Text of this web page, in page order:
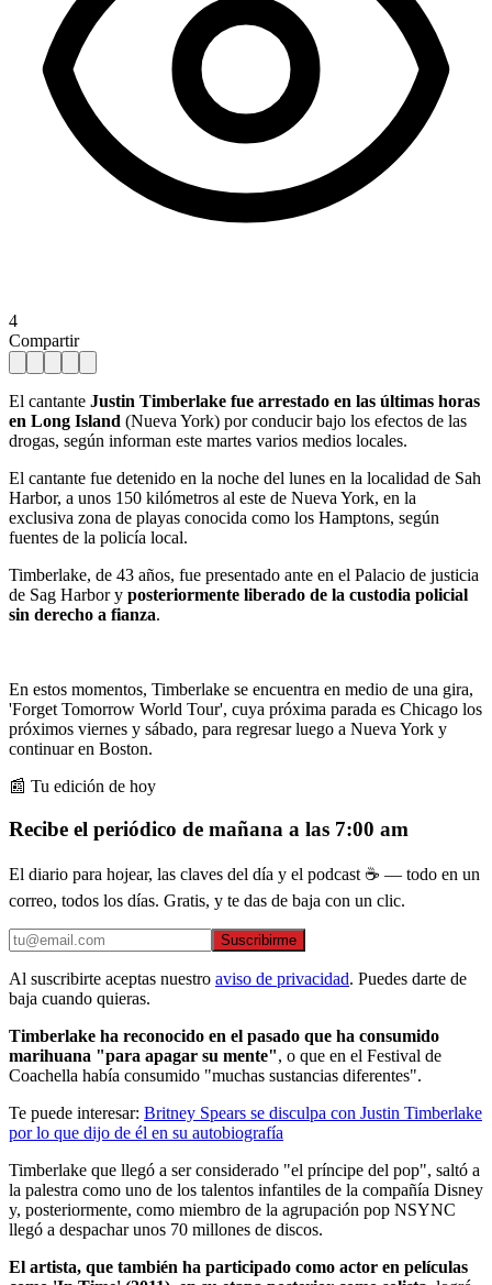
4
Compartir
El cantante Justin Timberlake fue arrestado en las últimas horas
en Long Island (Nueva York) por conducir bajo los efectos de las
drogas, según informan este martes varios medios locales.
El cantante fue detenido en la noche del lunes en la localidad de Sah
Harbor, a unos 150 kilómetros al este de Nueva York, en la
exclusiva zona de playas conocida como los Hamptons, según
fuentes de la policía local.
Timberlake, de 43 años, fue presentado ante en el Palacio de justicia
de Sag Harbor y posteriormente liberado de la custodia policial
sin derecho a fianza.
En estos momentos, Timberlake se encuentra en medio de una gira,
'Forget Tomorrow World Tour', cuya próxima parada es Chicago los
próximos viernes y sábado, para regresar luego a Nueva York y
continuar en Boston.
📰 Tu edición de hoy
Recibe el periódico de mañana a las 7:00 am
El diario para hojear, las claves del día y el podcast ☕ — todo en un
correo, todos los días. Gratis, y te das de baja con un clic.
Suscribirme
Al suscribirte aceptas nuestro aviso de privacidad. Puedes darte de
baja cuando quieras.
Timberlake ha reconocido en el pasado que ha consumido
marihuana "para apagar su mente", o que en el Festival de
Coachella había consumido "muchas sustancias diferentes".
Te puede interesar: Britney Spears se disculpa con Justin Timberlake
por lo que dijo de él en su autobiografía
Timberlake que llegó a ser considerado "el príncipe del pop", saltó a
la palestra como uno de los talentos infantiles de la compañía Disney
y, posteriormente, como miembro de la agrupación pop NSYNC
llegó a despachar unos 70 millones de discos.
El artista, que también ha participado como actor en películas